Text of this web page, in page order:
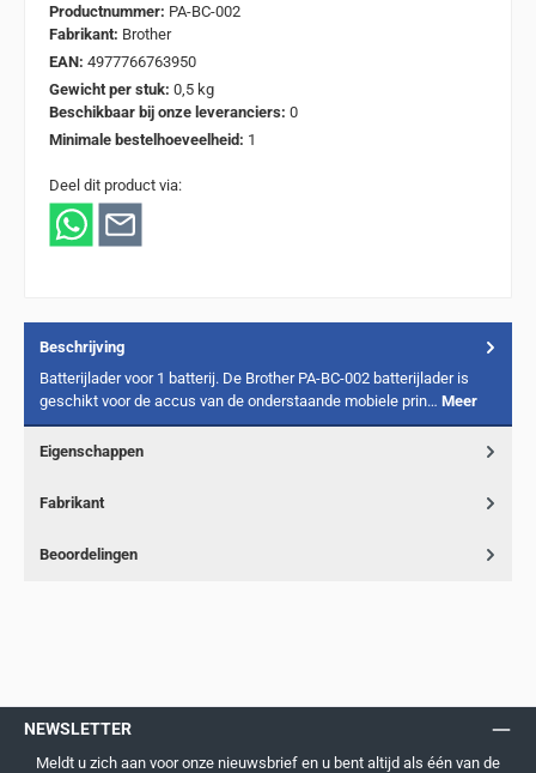
Productnummer: PA-BC-002
Fabrikant: Brother
EAN: 4977766763950
Gewicht per stuk: 0,5 kg
Beschikbaar bij onze leveranciers: 0
Minimale bestelhoeveelheid: 1
Deel dit product via:
Beschrijving
Batterijlader voor 1 batterij. De Brother PA-BC-002 batterijlader is
geschikt voor de accus van de onderstaande mobiele prin… Meer
Eigenschappen
Fabrikant
Beoordelingen
NEWSLETTER
Meldt u zich aan voor onze nieuwsbrief en u bent altijd als één van de